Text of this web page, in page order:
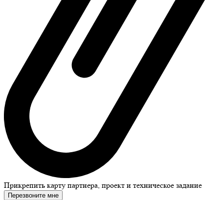
Прикрепить карту партнера, проект и техническое задание
Перезвоните мне